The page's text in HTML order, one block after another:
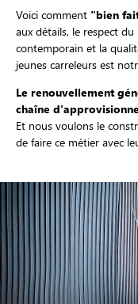
Voici comment "bien
aux détails, le respect
contemporain et la
jeunes carreleurs est
Le renouvellement
chaîne
Et nous voulons le
de faire ce métier avec